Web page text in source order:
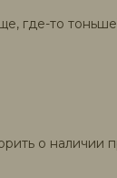
где-то
о наличии